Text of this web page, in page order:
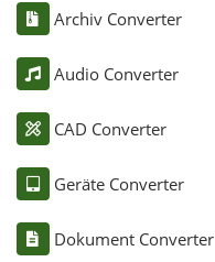
Archiv Converter
Audio Converter
CAD Converter
Geräte Converter
Dokument Converter